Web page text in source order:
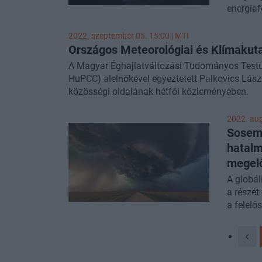
alelnök.
Ürge-
2022. szeptember 05. 15:00 | MTI
Országos Meteorológiai és
A Magyar Éghajlatváltozási Tudományos
HuPCC) alelnökével egyeztetett Palkovics
közösségi oldalának hétfői közleményében.
2022.
A
a
a
a